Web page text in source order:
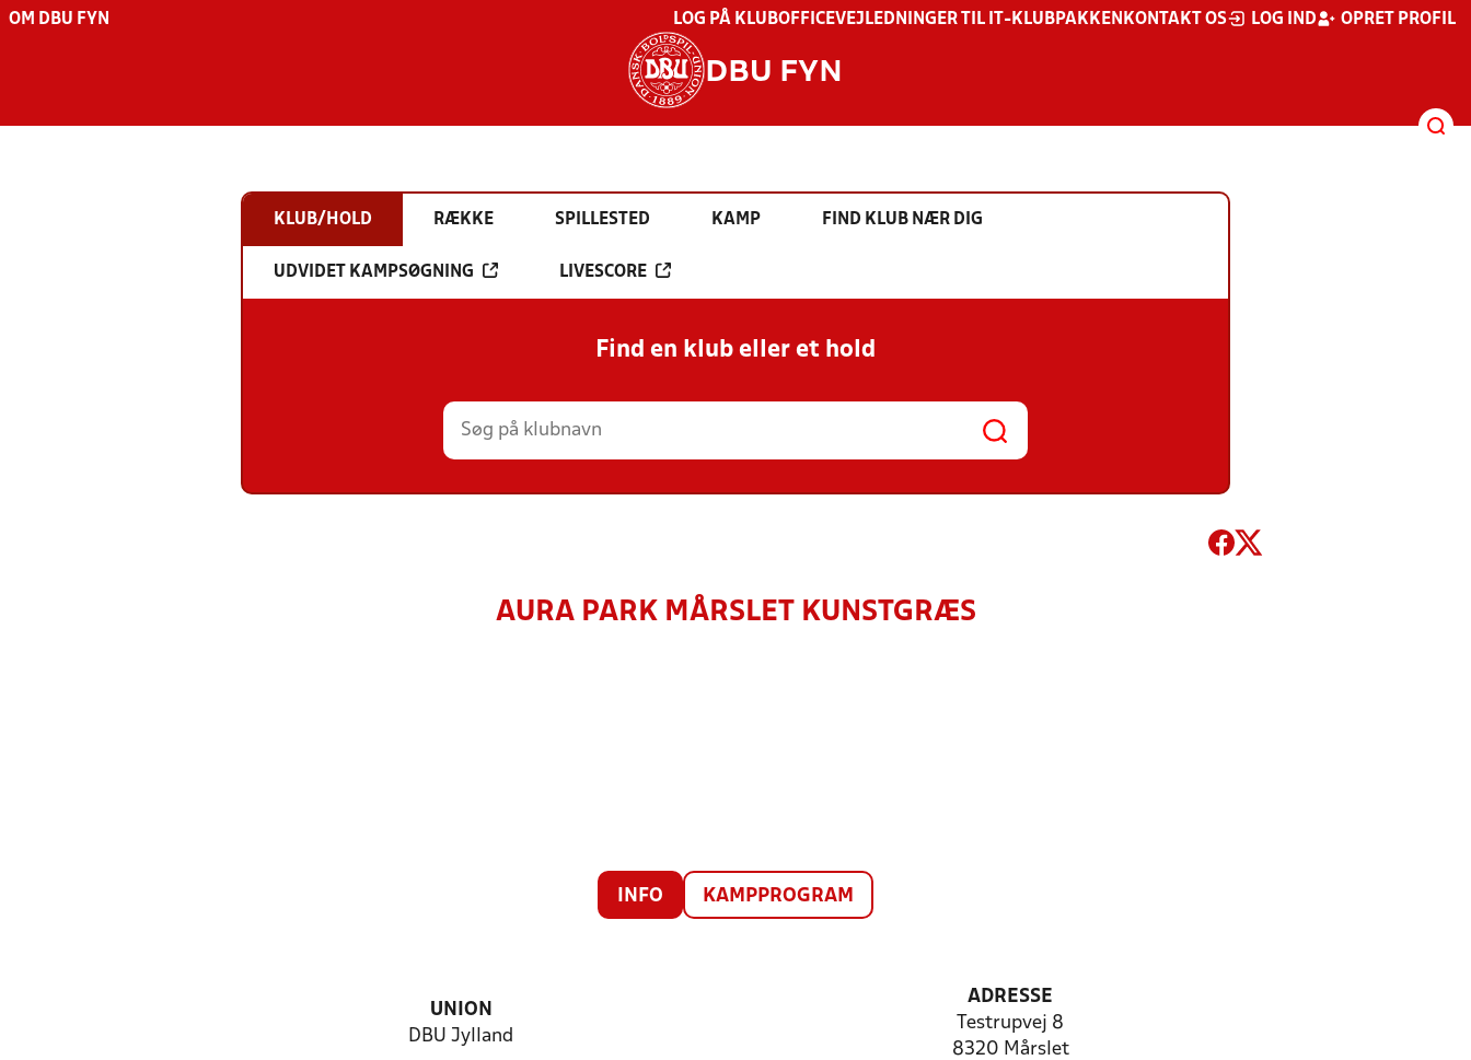
OM DBU FYN LOG PÅ KLUBOFFICEVEJLEDNINGER TIL IT-KLUBPAKKEN KONTAKT OS LOG IND OPRET PROFIL
DBU FYN
KLUB/HOLD RÆKKE SPILLESTED KAMP FIND KLUB NÆR DIG
UDVIDET KAMPSØGNING LIVESCORE
Find en klub eller et hold
AURA PARK MÅRSLET KUNSTGRÆS
INFO KAMPPROGRAM
UNION
DBU Jylland
ADRESSE
Testrupvej 8
8320 Mårslet